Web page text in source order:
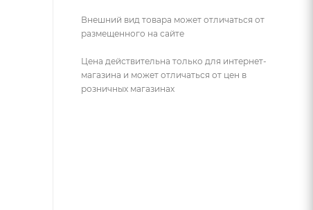
Внешний вид товара может отличаться от
размещенного на сайте
Цена действительна только для интернет-
магазина и может отличаться от цен в
розничных магазинах